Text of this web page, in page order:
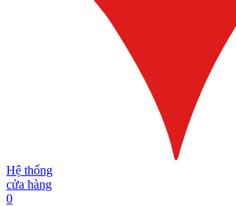
Hệ thống
cửa hàng
0